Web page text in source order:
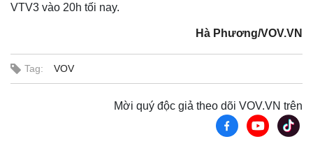
VTV3 vào 20h tối nay.
Hà Phương/VOV.VN
Tag: VOV
Mời quý độc giả theo dõi VOV.VN trên